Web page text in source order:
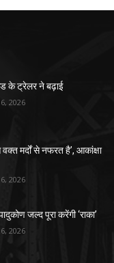
के ट्रेलर ने बढ़ाई
2026
मर्दों से नफरत है’, आकांक्षा
2026
जल्द पूरा करेंगी ‘राका’
2026